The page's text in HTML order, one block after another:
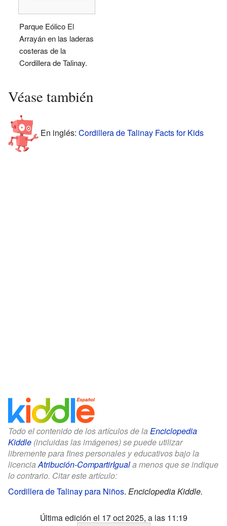
Parque Eólico El
Arrayán en las laderas
costeras de la
Cordillera de Talinay.
Véase también
En inglés: Cordillera de Talinay Facts for Kids
Todo el contenido de los artículos de la Enciclopedia
Kiddle (incluidas las imágenes) se puede utilizar
libremente para fines personales y educativos bajo la
licenciaAtribución-CompartirIguala menos que se indique
lo contrario. Citar este artículo:
Cordillera de Talinay para Niños. Enciclopedia Kiddle.
Última edición el 17 oct 2025, a las 11:19